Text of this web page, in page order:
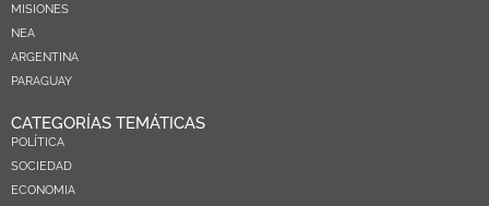
MISIONES
NEA
ARGENTINA
PARAGUAY
CATEGORÍAS TEMÁTICAS
POLÍTICA
SOCIEDAD
ECONOMIA